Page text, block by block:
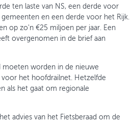
ten laste van NS, een derde voor
en een derde voor het Rijk.
op zo'n €25 miljoen per jaar. Een
overgenomen in de brief aan
moeten worden in de nieuwe
het hoofdrailnet. Hetzelfde
als het gaat om regionale
advies van het Fietsberaad om de